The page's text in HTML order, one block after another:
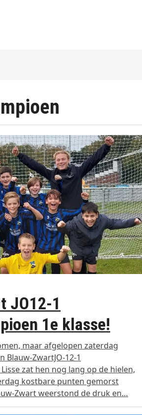
JO12-1
1e klasse!
maar afgelopen zaterdag
Blauw-ZwartJO-12-1
zat hen nog lang op de hielen,
kostbare punten gemorst
Zwart weerstond de druk en…